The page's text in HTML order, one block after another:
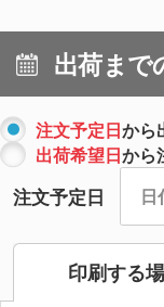
出荷まで
注文予定日から
出荷希望日から
注文予定日
印刷する